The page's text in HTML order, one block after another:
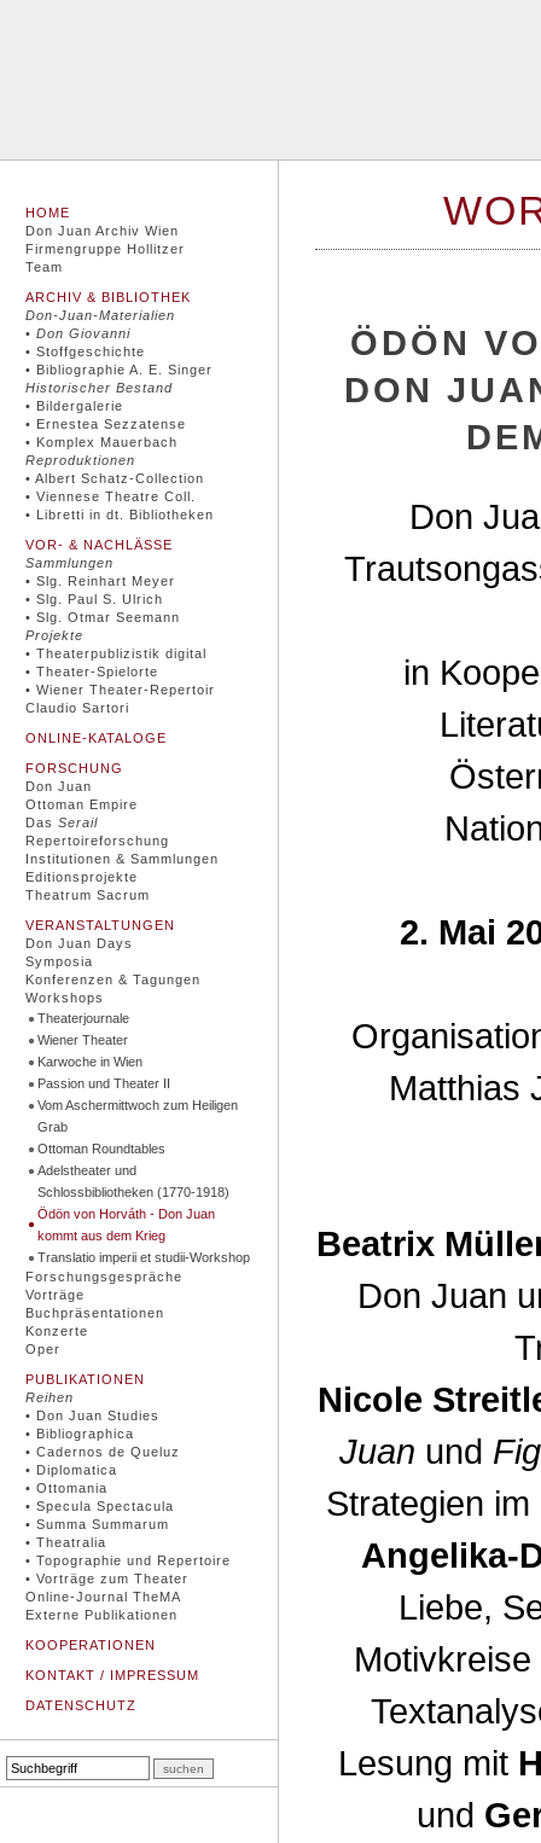
HOME
Don Juan Archiv Wien
Firmengruppe Hollitzer
Team
ARCHIV & BIBLIOTHEK
Don-Juan-Materialien
• Don Giovanni
• Stoffgeschichte
• Bibliographie A. E. Singer
Historischer Bestand
• Bildergalerie
• Ernestea Sezzatense
• Komplex Mauerbach
Reproduktionen
• Albert Schatz-Collection
• Viennese Theatre Coll.
• Libretti in dt. Bibliotheken
VOR- & NACHLÄSSE
Sammlungen
• Slg. Reinhart Meyer
• Slg. Paul S. Ulrich
• Slg. Otmar Seemann
Projekte
• Theaterpublizistik digital
• Theater-Spielorte
• Wiener Theater-Repertoir
Claudio Sartori
ONLINE-KATALOGE
FORSCHUNG
Don Juan
Ottoman Empire
Das Serail
Repertoireforschung
Institutionen & Sammlungen
Editionsprojekte
Theatrum Sacrum
VERANSTALTUNGEN
Don Juan Days
Symposia
Konferenzen & Tagungen
Workshops
Theaterjournale
Wiener Theater
Karwoche in Wien
Passion und Theater II
Vom Aschermittwoch zum Heiligen
Grab
Ottoman Roundtables
Adelstheater und
Schlossbibliotheken (1770-1918)
Ödön von Horváth - Don Juan
kommt aus dem Krieg
Translatio imperii et studii-Workshop
Forschungsgespräche
Vorträge
Buchpräsentationen
Konzerte
Oper
PUBLIKATIONEN
Reihen
• Don Juan Studies
• Bibliographica
• Cadernos de Queluz
• Diplomatica
• Ottomania
• Specula Spectacula
• Summa Summarum
• Theatralia
• Topographie und Repertoire
• Vorträge zum Theater
Online-Journal TheMA
Externe Publikationen
KOOPERATIONEN
KONTAKT / IMPRESSUM
DATENSCHUTZ
ÖDÖN
DON
Don
in
2. Mai
Matthias
Beatrix
Don Juan
Nicole
Juan und
Strategien
Angelika-
Liebe,
Lesung mit
und